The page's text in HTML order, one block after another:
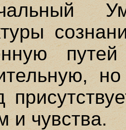
и чувства.